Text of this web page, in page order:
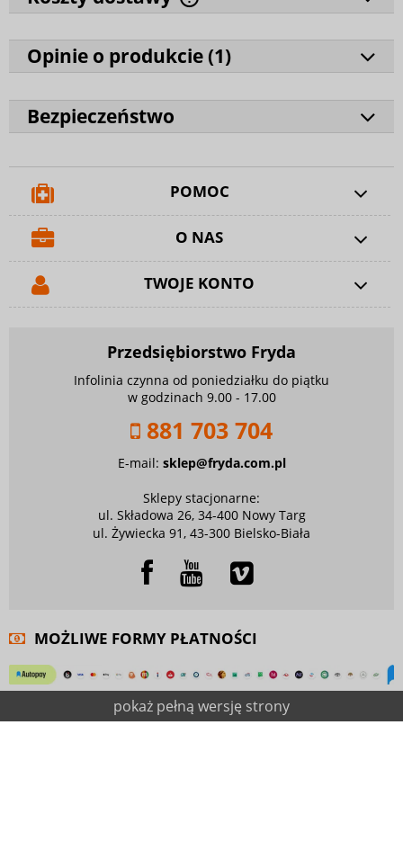
Opinie o produkcie (1)
Bezpieczeństwo
POMOC
O NAS
TWOJE KONTO
Przedsiębiorstwo Fryda
Infolinia czynna od poniedziałku do piątku
w godzinach 9.00 - 17.00
881 703 704
E-mail: sklep@fryda.com.pl
Sklepy stacjonarne:
ul. Składowa 26, 34-400 Nowy Targ
ul. Żywiecka 91, 43-300 Bielsko-Biała
MOŻLIWE FORMY PŁATNOŚCI
pokaż pełną wersję strony